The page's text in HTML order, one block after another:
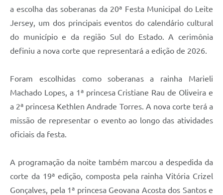
a escolha das soberanas da 20ª Festa Municipal do Leite
Jersey, um dos principais eventos do calendário cultural
do município e da região Sul do Estado. A cerimônia
definiu a nova corte que representará a edição de 2026.
Foram escolhidas como soberanas a rainha Marieli
Machado Lopes, a 1ª princesa Cristiane Rau de Oliveira e
a 2ª princesa Kethlen Andrade Torres. A nova corte terá a
missão de representar o evento ao longo das atividades
oficiais da festa.
A programação da noite também marcou a despedida da
corte da 19ª edição, composta pela rainha Vitória Crizel
Gonçalves, pela 1ª princesa Geovana Acosta dos Santos e